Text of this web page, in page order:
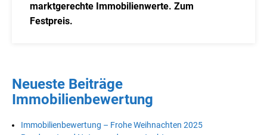
marktgerechte Immobilienwerte. Zum
Festpreis.
Neueste Beiträge
Immobilienbewertung
Immobilienbewertung – Frohe Weihnachten 2025